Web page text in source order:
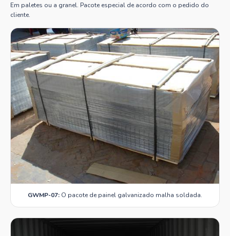
Em paletes ou a granel. Pacote especial de acordo com o pedido do
cliente.
GWMP-07: O pacote de painel galvanizado malha soldada.